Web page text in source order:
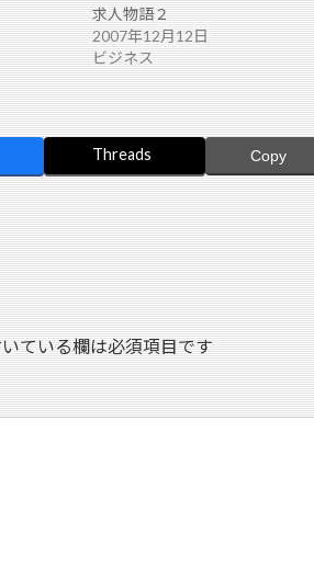
求人物語２
2007年12月12日
ビジネス
Threads Copy
ている欄は必須項目です